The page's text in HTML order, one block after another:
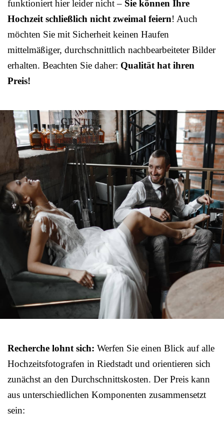
funktioniert hier leider nicht – Sie können Ihre
Hochzeit schließlich nicht zweimal feiern! Auch
möchten Sie mit Sicherheit keinen Haufen
mittelmäßiger, durchschnittlich nachbearbeiteter Bilder
erhalten. Beachten Sie daher: Qualität hat ihren
Preis!
Recherche lohnt sich: Werfen Sie einen Blick auf alle
Hochzeitsfotografen in Riedstadt und orientieren sich
zunächst an den Durchschnittskosten. Der Preis kann
aus unterschiedlichen Komponenten zusammensetzt
sein: